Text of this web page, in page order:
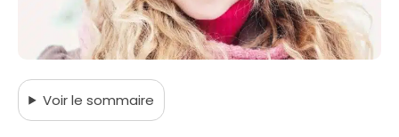
Voirle sommaire